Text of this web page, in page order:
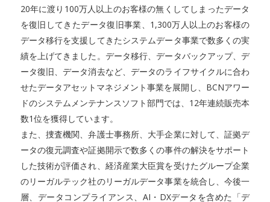
20年に渡り100万人以上のお客様の無くしてしまったデータ
を復旧してきたデータ復旧事業、1,300万人以上のお客様の
データ移行を支援してきたシステムデータ事業で数多くの実
績を上げてきました。データ移行、データバックアップ、デ
ータ復旧、データ消去など、データのライフサイクルに合わ
せたデータアセットマネジメント事業を展開し、BCNアワー
ドのシステムメンテナンスソフト部門では、12年連続販売本
数1位を獲得しています。
また、捜査機関、弁護士事務所、大手企業に対して、証拠デ
ータの復元調査や証拠開示で数多くの事件の解決をサポート
した技術が評価され、経済産業大臣賞を受けたグループ企業
のリーガルテック社のリーガルデータ事業を統合し、今後一
層、データコンプライアンス、AI・DXデータを含めた「デ